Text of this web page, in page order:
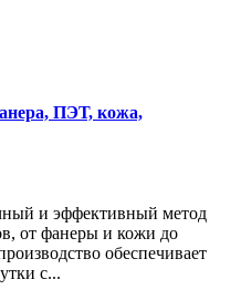
ПЭТ, кожа,
и эффективный метод
от фанеры и кожи до
обеспечивает
с...